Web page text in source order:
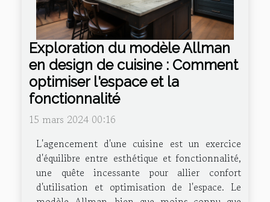
Exploration du modèle Allman
en design de cuisine : Comment
optimiser l'espace et la
fonctionnalité
15 mars 2024 00:16
L'agencement d'une cuisine est un exercice
d'équilibre entre esthétique et fonctionnalité,
une quête incessante pour allier confort
d'utilisation et optimisation de l'espace. Le